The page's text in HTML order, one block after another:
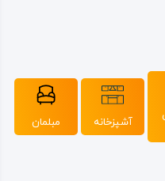
آشپزخانه مبلمان